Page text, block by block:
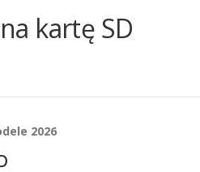
kartę SD
2026